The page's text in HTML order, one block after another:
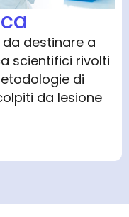
da destinare a
scientifici rivolti
di
da lesione